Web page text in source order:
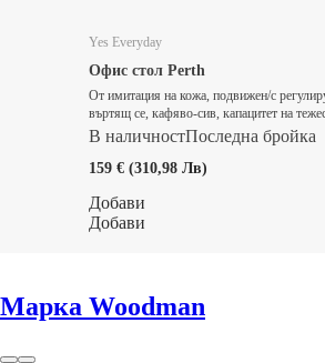
Yes Everyday
Офис стол Perth
От имитация на кожа, подвижен/с
въртящ се, кафяво-сив, капацитет на
седалката 54-54 cm
В наличностПоследна бройка
159 € (310,98 Лв)
Добави
Добави
Марка Woodman